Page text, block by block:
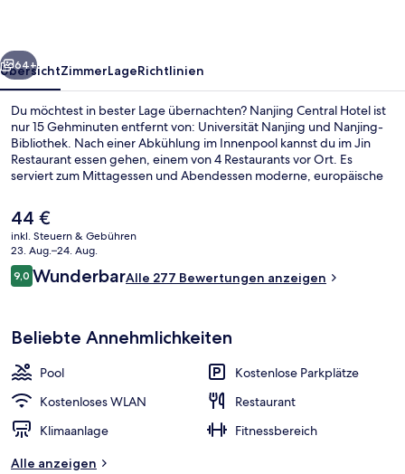
Weiter
64+
ÜbersichtZimmerLageRichtlinien
Du möchtest in bester Lage übernachten? Nanjing Central Hotel ist
nur 15 Gehminuten entfernt von: Universität Nanjing und Nanjing-
Bibliothek. Nach einer Abkühlung im Innenpool kannst du im Jin
Restaurant essen gehen, einem von 4 Restaurants vor Ort. Es
serviert zum Mittagessen und Abendessen moderne, europäische
Loungebar, einen Fitnessbereich sowie eine Snackbar. Andere
Reisende haben viel Gutes über das hilfsbereite Personal zu
berichten. Die öffentlichen Verkehrsmittel sind nur einen kurzen
Fußmarsch entfernt: Zur Station Xinjiekou sind es 7 Minuten und zur
Station Daxinggong 10 Minuten.
Der
aktuelle
Preis
beträgt
44 €.
44 €
inkl. Steuern & Gebühren
23. Aug.–24. Aug.
Bewertungen
9,09,0 von 10.
WunderbarAlle 277 Bewertungen anzeigen
Beliebte Annehmlichkeiten
Pool
Kostenlose Parkplätze
Kostenloses WLAN
Restaurant
Klimaanlage
Fitnessbereich
Alle anzeigen